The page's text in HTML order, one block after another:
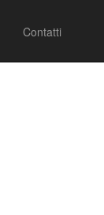
Contatti